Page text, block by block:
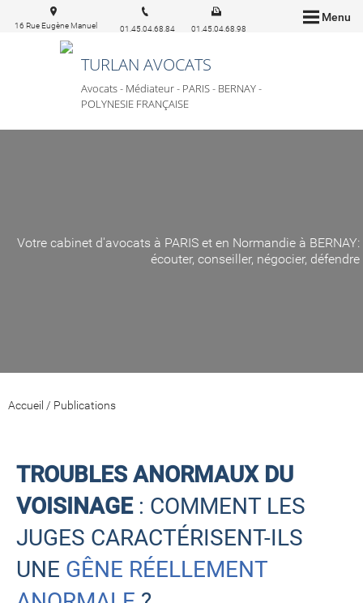
Menu
TURLAN AVOCATS
Avocats - Médiateur - PARIS - BERNAY -
POLYNESIE FRANÇAISE
16 Rue Eugène Manuel
01.45.04.68.84 01.45.04.68.98
Votre cabinet d'avocats à PARIS et en Normandie à BERNAY:
écouter, conseiller, négocier, défendre
Accueil / Publications
TROUBLES ANORMAUX DU
VOISINAGE: COMMENT LES
JUGES CARACTÉRISENT-ILS
UNE GÊNE RÉELLEMENT